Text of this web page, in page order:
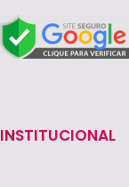
INSTITUCIONAL